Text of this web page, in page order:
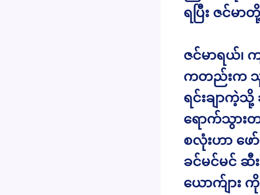
ရပြီး ဇင်မ
ဇင်မာရယ်၊
ကတည်းက သူ
ရင်းချာကဲ့
ရောက်သွာ
စလုံးဟာ ဖေ
ခင်မင်မင်
ယောက်ျား